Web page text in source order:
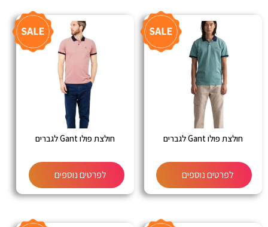
חולצת פולו Gant לגברים
לפרטים נוספים
חולצת פולו Gant לגברים
לפרטים נוספים